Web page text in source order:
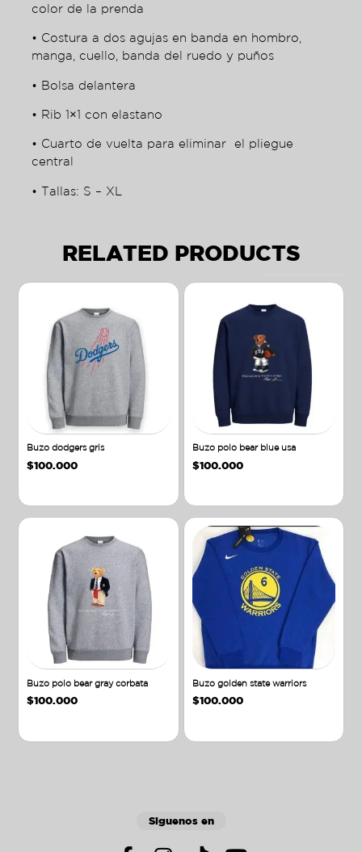
color de la prenda
• Costura a dos agujas en banda en hombro,
manga, cuello, banda del ruedo y puños
• Bolsa delantera
• Rib 1×1 con elastano
• Cuarto de vuelta para eliminar el pliegue
central
• Tallas: S – XL
RELATED PRODUCTS
Buzo dodgers gris
$100.000
Buzo polo bear blue usa
$100.000
Buzo polo bear gray corbata
$100.000
Buzo golden state warriors
$100.000
Siguenos en